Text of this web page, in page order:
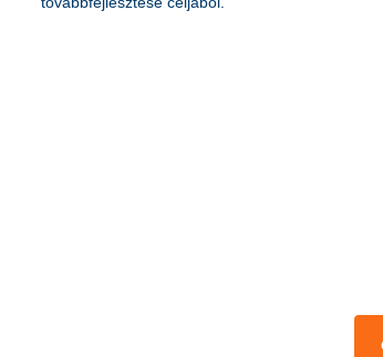
féléves adatgyűjtésre 2023. október 9-e és 31-e
a 300 millió forintot. Az 48 kérdésből álló
különféle aktivitásokról, valamint azok